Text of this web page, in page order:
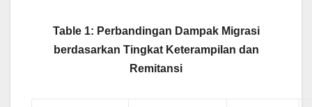
Table 1: Perbandingan Dampak Migrasi
berdasarkan Tingkat Keterampilan dan
Remitansi